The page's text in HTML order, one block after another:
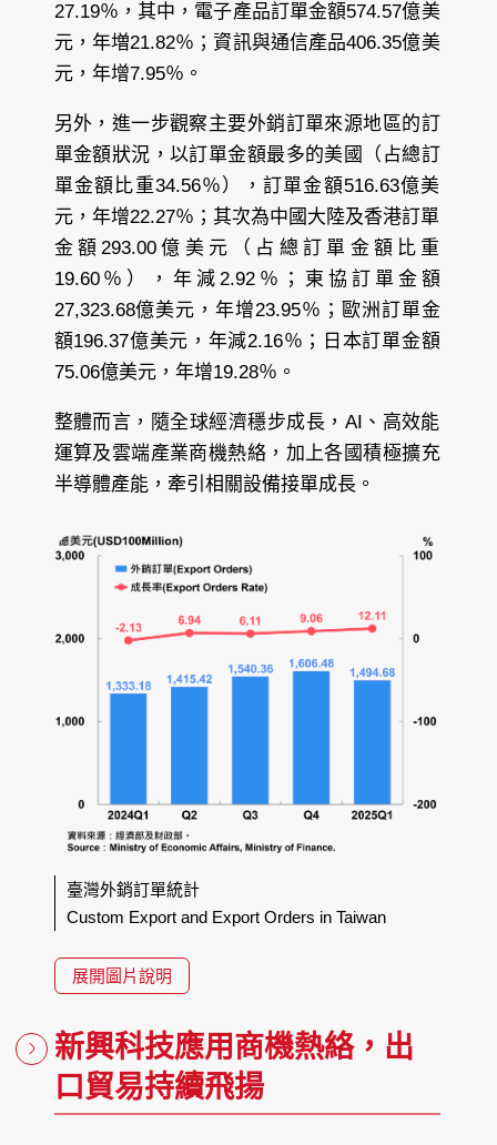
27.19％，其中，電子產品訂單金額574.57億美
元，年増21.82％；資訊與通信產品406.35億美
元，年增7.95％。
另外，進一步觀察主要外銷訂單來源地區的訂
單金額狀況，以訂單金額最多的美國（占總訂
單金額比重34.56％），訂單金額516.63億美
元，年增22.27％；其次為中國大陸及香港訂單
金額293.00億美元（占總訂單金額比重
19.60％），年減2.92％；東協訂單金額
27,323.68億美元，年增23.95％；歐洲訂單金
額196.37億美元，年減2.16％；日本訂單金額
75.06億美元，年增19.28％。
整體而言，隨全球經濟穩步成長，AI、高效能
運算及雲端產業商機熱絡，加上各國積極擴充
半導體產能，牽引相關設備接單成長。
臺灣外銷訂單統計
Custom Export and Export Orders in Taiwan
展開圖片說明
新興科技應用商機熱絡，出
口貿易持續飛揚